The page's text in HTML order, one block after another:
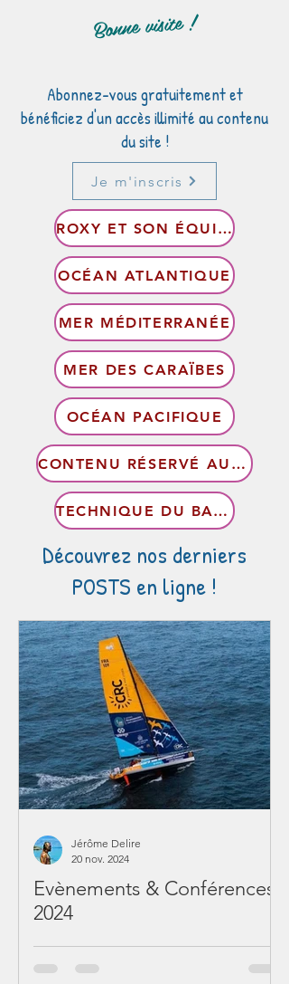
Bonne visite !
Abonnez-vous gratuitement et
bénéficiez d'un accès illimité au contenu
du site !
Je m'inscris
ROXY ET SON ÉQUIPAGE
OCÉAN ATLANTIQUE
MER MÉDITERRANÉE
MER DES CARAÏBES
OCÉAN PACIFIQUE
CONTENU RÉSERVÉ AUX MEMBRES
TECHNIQUE DU BATEAU
Découvrez nos derniers
POSTS en ligne !
Evènements & Conférences
2024
Jérôme Delire
20 nov. 2024